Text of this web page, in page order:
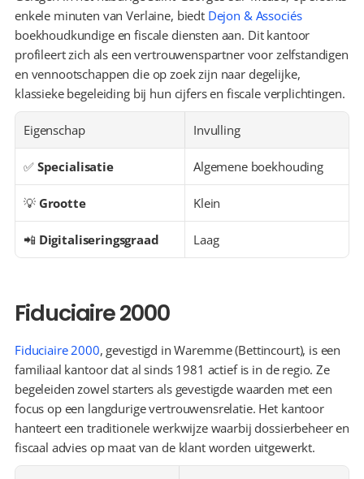
enkele minuten van Verlaine, biedt Dejon & Associés
boekhoudkundige en fiscale diensten aan. Dit kantoor
profileert zich als een vertrouwenspartner voor zelfstandigen
en vennootschappen die op zoek zijn naar degelijke,
klassieke begeleiding bij hun cijfers en fiscale verplichtingen.
Eigenschap Invulling
✅ Specialisatie Algemene boekhouding
💡 Grootte Klein
📲 Digitaliseringsgraad Laag
Fiduciaire 2000
Fiduciaire 2000, gevestigd in Waremme (Bettincourt), is een
familiaal kantoor dat al sinds 1981 actief is in de regio. Ze
begeleiden zowel starters als gevestigde waarden met een
focus op een langdurige vertrouwensrelatie. Het kantoor
hanteert een traditionele werkwijze waarbij dossierbeheer en
fiscaal advies op maat van de klant worden uitgewerkt.